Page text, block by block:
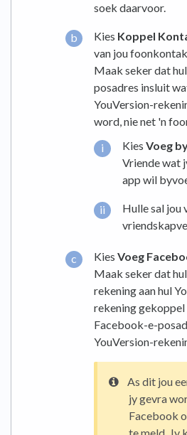
soek daarvoor.
Kies Koppel
van jou
Maak seker dat
posadres insluit
YouVersion-
word, nie net 'n
Kies Voeg
Vriende wat
app wil
Hulle sal jou
Kies Voeg
Maak seker dat
rekening aan hul
rekening gekoppel
Facebook-e-
YouVersion-
As dit jou
jy gevra
Facebook